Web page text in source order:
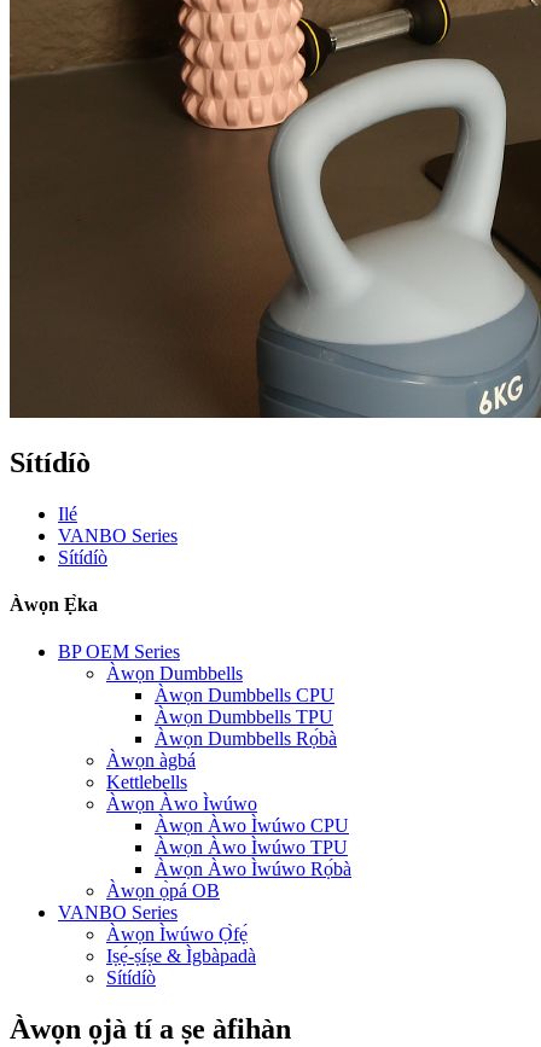
Sítídíò
Ilé
VANBO Series
Sítídíò
Àwọn Ẹ̀ka
BP OEM Series
Àwọn Dumbbells
Àwọn Dumbbells CPU
Àwọn Dumbbells TPU
Àwọn Dumbbells Rọ́bà
Àwọn àgbá
Kettlebells
Àwọn Àwo Ìwúwo
Àwọn Àwo Ìwúwo CPU
Àwọn Àwo Ìwúwo TPU
Àwọn Àwo Ìwúwo Rọ́bà
Àwọn ọ̀pá OB
VANBO Series
Àwọn Ìwúwo Ọ̀fẹ́
Iṣẹ́-ṣíṣe & Ìgbàpadà
Sítídíò
Àwọn ọjà tí a ṣe àfihàn